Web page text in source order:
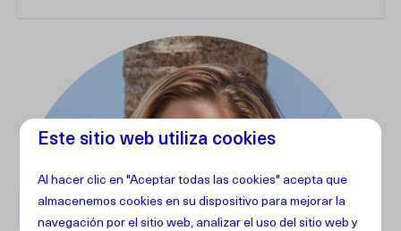
Este sitio web utiliza cookies
Al hacer clic en "Aceptar todas las cookies" acepta que
almacenemos cookies en su dispositivo para mejorar la
navegación por el sitio web, analizar el uso del sitio web y